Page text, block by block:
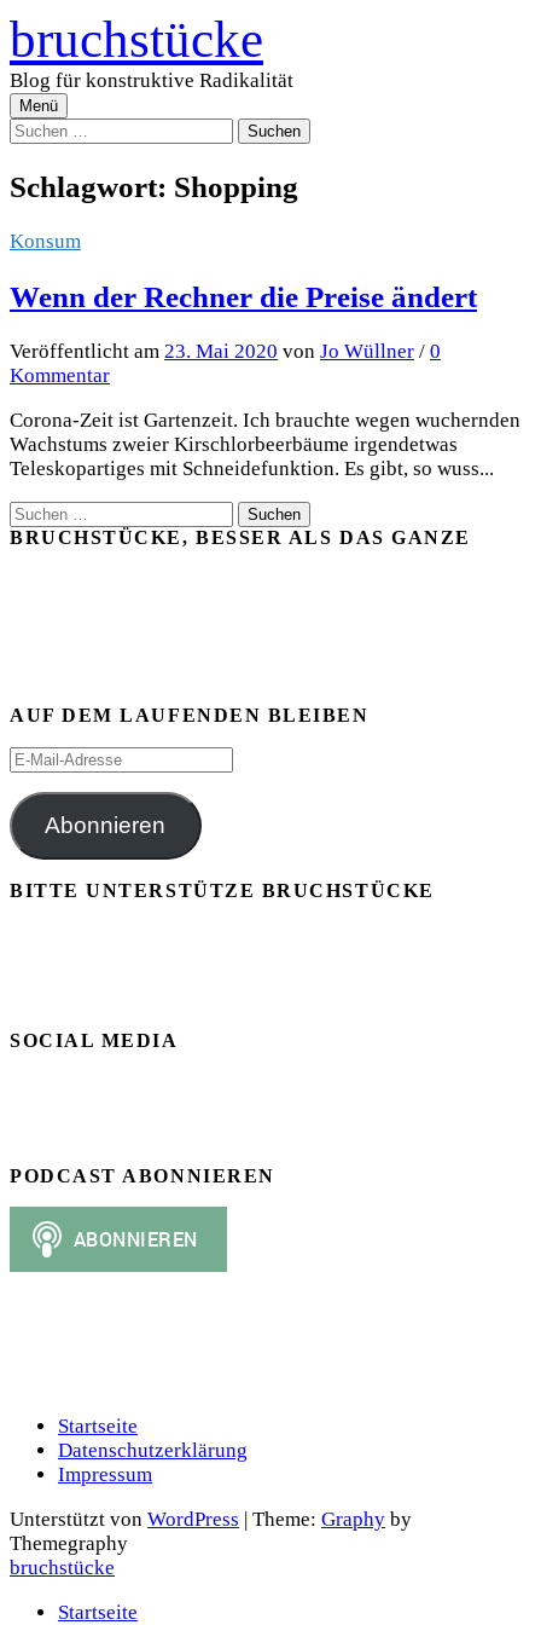
Zum
Inhalt
überspringen
bruchstücke
Blog für konstruktive Radikalität
Menü
Suchen
Schlagwort: Shopping
Konsum
Wenn der Rechner die Preise ändert
Veröffentlicht am 23. Mai 2020 von Jo Wüllner / 0
Kommentar
Corona-Zeit ist Gartenzeit. Ich brauchte wegen wuchernden
Wachstums zweier Kirschlorbeerbäume irgendetwas
Teleskopartiges mit Schneidefunktion. Es gibt, so wuss...
Suchen
nach:
BRUCHSTÜCKE, BESSER ALS DAS GANZE
AUF DEM LAUFENDEN BLEIBEN
E-
Adresse
Abonnieren
BITTE UNTERSTÜTZE BRUCHSTÜCKE
SOCIAL MEDIA
PODCAST ABONNIEREN
Startseite
Datenschutzerklärung
Impressum
Unterstützt von WordPress | Theme: Graphy by
Themegraphy
bruchstücke
Startseite